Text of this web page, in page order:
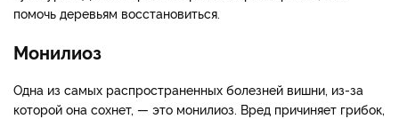
помочь деревьям восстановиться.
Монилиоз
Одна из самых распространенных болезней вишни, из-за
которой она сохнет, — это монилиоз. Вред причиняет грибок,